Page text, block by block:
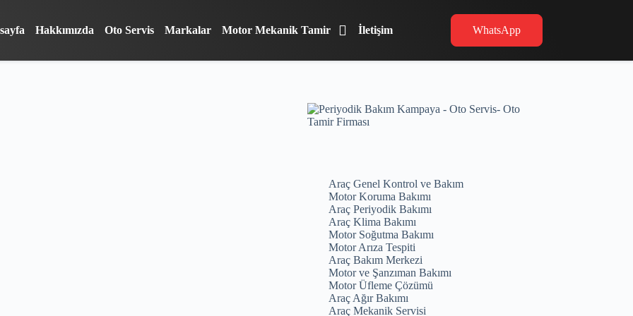
Hakkımızda Oto Servis Markalar Motor Mekanik Tamir İletişim WhatsApp
Araç Genel Kontrol ve Bakım
Motor Koruma Bakımı
Araç Periyodik Bakımı
Araç Klima Bakımı
Motor Soğutma Bakımı
Motor Arıza Tespiti
Araç Bakım Merkezi
Motor ve Şanzıman Bakımı
Motor Üfleme Çözümü
Araç Ağır Bakımı
Araç Mekanik Servisi